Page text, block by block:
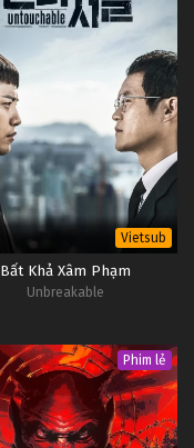
Vietsub
Bất Khả Xâm Phạm
Unbreakable
Phim lẻ